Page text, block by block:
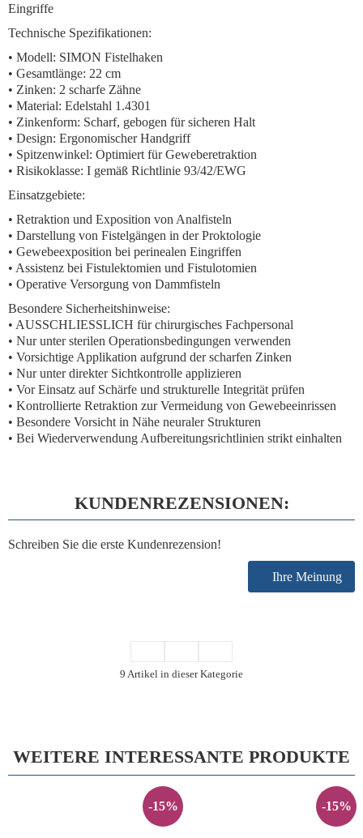
Eingriffe
Technische Spezifikationen:
• Modell: SIMON Fistelhaken
• Gesamtlänge: 22 cm
• Zinken: 2 scharfe Zähne
• Material: Edelstahl 1.4301
• Zinkenform: Scharf, gebogen für sicheren Halt
• Design: Ergonomischer Handgriff
• Spitzenwinkel: Optimiert für Geweberetraktion
• Risikoklasse: I gemäß Richtlinie 93/42/EWG
Einsatzgebiete:
• Retraktion und Exposition von Analfisteln
• Darstellung von Fistelgängen in der Proktologie
• Gewebeexposition bei perinealen Eingriffen
• Assistenz bei Fistulektomien und Fistulotomien
• Operative Versorgung von Dammfisteln
Besondere Sicherheitshinweise:
• AUSSCHLIESSLICH für chirurgisches Fachpersonal
• Nur unter sterilen Operationsbedingungen verwenden
• Vorsichtige Applikation aufgrund der scharfen Zinken
• Nur unter direkter Sichtkontrolle applizieren
• Vor Einsatz auf Schärfe und strukturelle Integrität prüfen
• Kontrollierte Retraktion zur Vermeidung von Gewebeeinrissen
• Besondere Vorsicht in Nähe neuraler Strukturen
• Bei Wiederverwendung Aufbereitungsrichtlinien strikt einhalten
KUNDENREZENSIONEN:
Schreiben Sie die erste Kundenrezension!
Ihre Meinung
9 Artikel in dieser Kategorie
WEITERE INTERESSANTE PRODUKTE
-15% -15%